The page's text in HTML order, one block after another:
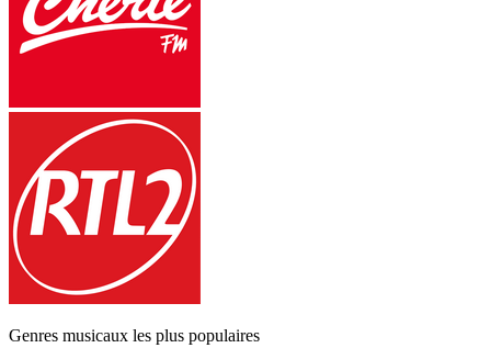
Genres musicaux les plus populaires